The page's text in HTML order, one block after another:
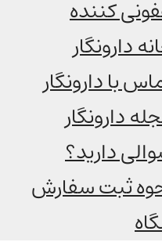
کننده
دارونگار
با دارونگار
دارونگار
دارید؟
ثبت سفارش